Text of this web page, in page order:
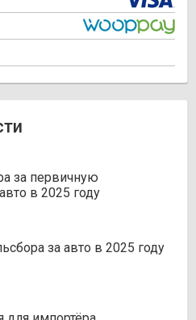
за первичную
в 2025 году
за авто в 2025 году